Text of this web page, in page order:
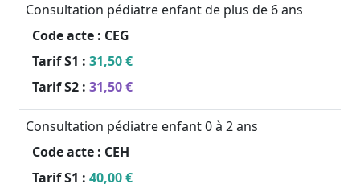
Consultation pédiatre enfant de plus de 6 ans
Code acte : CEG
Tarif S1 : 31,50 €
Tarif S2 : 31,50 €
Consultation pédiatre enfant 0 à 2 ans
Code acte : CEH
Tarif S1 : 40,00 €